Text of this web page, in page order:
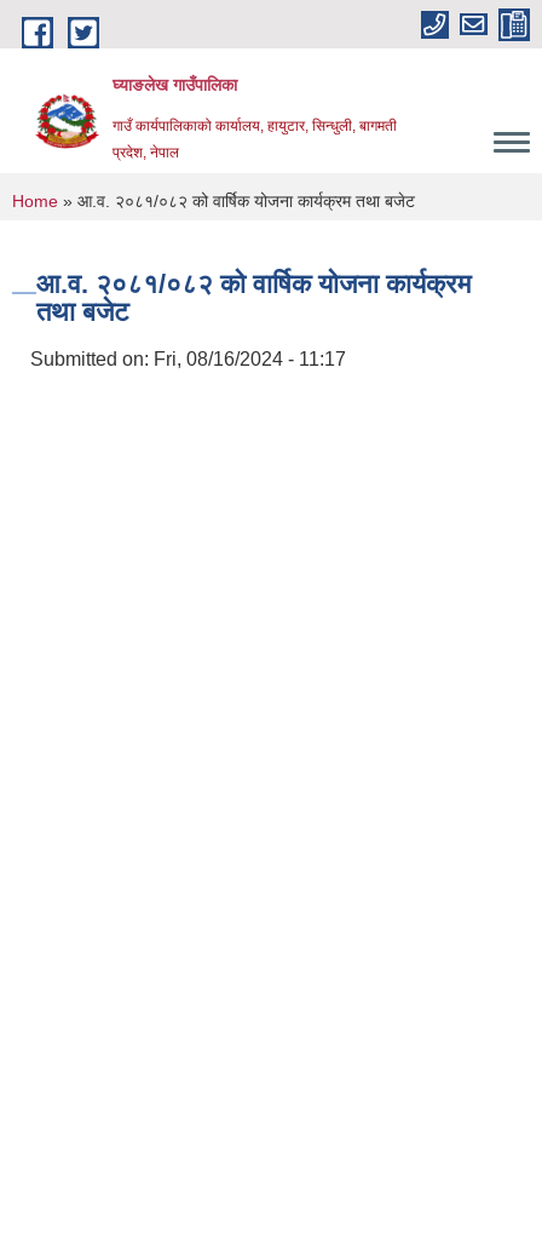
Skip to main content
घ्याङलेख गाउँपालिका
गाउँ कार्यपालिकाको कार्यालय, हायुटार, सिन्धुली, बागमती
प्रदेश, नेपाल
You are here
Home » आ.व. २०८१/०८२ को वार्षिक योजना कार्यक्रम तथा बजेट
आ.व. २०८१/०८२ को वार्षिक योजना कार्यक्रम
तथा बजेट
Submitted on: Fri, 08/16/2024 - 11:17